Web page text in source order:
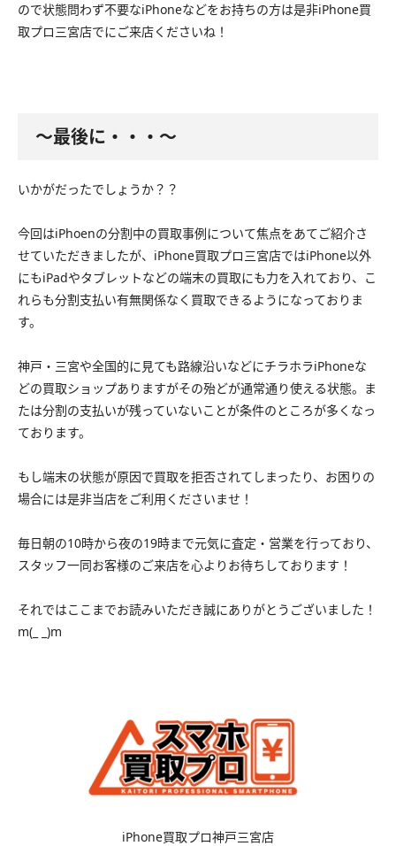
ので状態問わず不要なiPhoneなどをお持ちの方は是非iPhone買
取プロ三宮店でにご来店くださいね！
〜最後に・・・〜
いかがだったでしょうか？？
今回はiPhoenの分割中の買取事例について焦点をあてご紹介さ
せていただきましたが、iPhone買取プロ三宮店ではiPhone以外
にもiPadやタブレットなどの端末の買取にも力を入れており、こ
れらも分割支払い有無関係なく買取できるようになっておりま
す。
神戸・三宮や全国的に見ても路線沿いなどにチラホラiPhoneな
どの買取ショップありますがその殆どが通常通り使える状態。ま
たは分割の支払いが残っていないことが条件のところが多くなっ
ております。
もし端末の状態が原因で買取を拒否されてしまったり、お困りの
場合には是非当店をご利用くださいませ！
毎日朝の10時から夜の19時まで元気に査定・営業を行っており、
スタッフ一同お客様のご来店を心よりお待ちしております！
それではここまでお読みいただき誠にありがとうございました！
m(_ _)m
iPhone買取プロ神戸三宮店